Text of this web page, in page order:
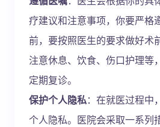
疗建议和注意事项，你要严格
前，要按照医生的要求做好术
注意休息、饮食、伤口护理等
定期复诊。
保护个人隐私：在就医过程中
个人隐私。医院会采取一系列